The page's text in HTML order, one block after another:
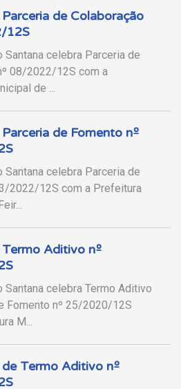
de Colaboração
12S
Santana celebra Parceria de
08/2022/12S com a
de ...
de Fomento nº
Santana celebra Parceria de
2022/12S com a Prefeitura
Aditivo nº
Santana celebra Termo Aditivo
Fomento nº 25/2020/12S
M...
Termo Aditivo nº